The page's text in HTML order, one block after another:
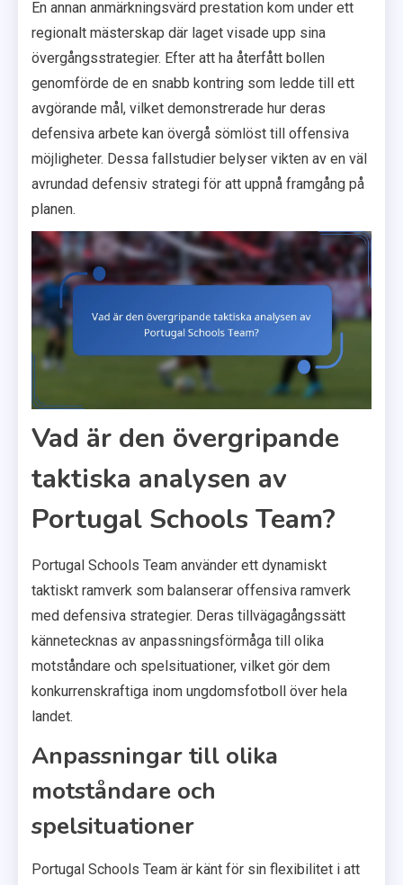
En annan anmärkningsvärd prestation kom under ett
regionalt mästerskap där laget visade upp sina
övergångsstrategier. Efter att ha återfått bollen
genomförde de en snabb kontring som ledde till ett
avgörande mål, vilket demonstrerade hur deras
defensiva arbete kan övergå sömlöst till offensiva
möjligheter. Dessa fallstudier belyser vikten av en väl
avrundad defensiv strategi för att uppnå framgång på
planen.
Vad är den övergripande
taktiska analysen av
Portugal Schools Team?
Portugal Schools Team använder ett dynamiskt
taktiskt ramverk som balanserar offensiva ramverk
med defensiva strategier. Deras tillvägagångssätt
kännetecknas av anpassningsförmåga till olika
motståndare och spelsituationer, vilket gör dem
konkurrenskraftiga inom ungdomsfotboll över hela
landet.
Anpassningar till olika
motståndare och
spelsituationer
Portugal Schools Team är känt för sin flexibilitet i att